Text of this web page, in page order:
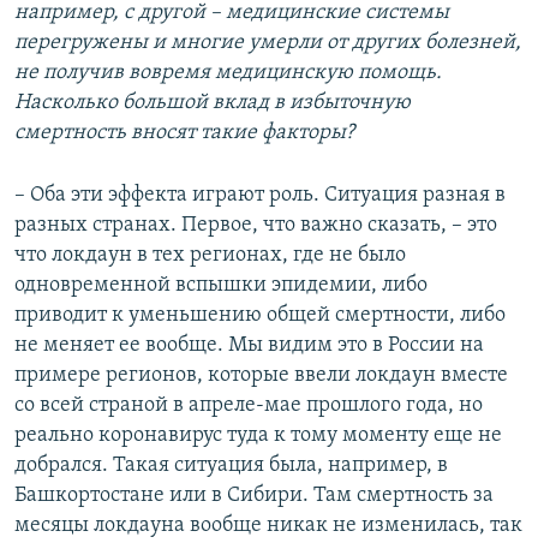
например, с другой – медицинские системы
перегружены и многие умерли от других болезней,
не получив вовремя медицинскую помощь.
Насколько большой вклад в избыточную
смертность вносят такие факторы?
– Оба эти эффекта играют роль. Ситуация разная в
разных странах. Первое, что важно сказать, – это
что локдаун в тех регионах, где не было
одновременной вспышки эпидемии, либо
приводит к уменьшению общей смертности, либо
не меняет ее вообще. Мы видим это в России на
примере регионов, которые ввели локдаун вместе
со всей страной в апреле-мае прошлого года, но
реально коронавирус туда к тому моменту еще не
добрался. Такая ситуация была, например, в
Башкортостане или в Сибири. Там смертность за
месяцы локдауна вообще никак не изменилась, так